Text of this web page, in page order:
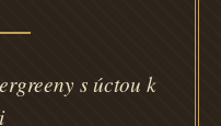
s úctou k